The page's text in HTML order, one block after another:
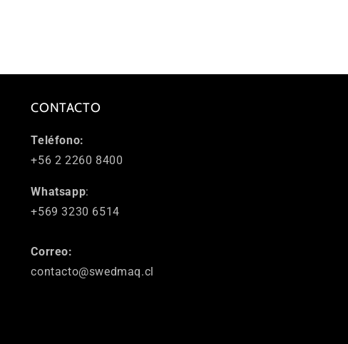
CONTACTO
Teléfono:
+56 2 2260 8400
Whatsapp:
+569 3230 6514
Correo:
contacto@swedmaq.cl